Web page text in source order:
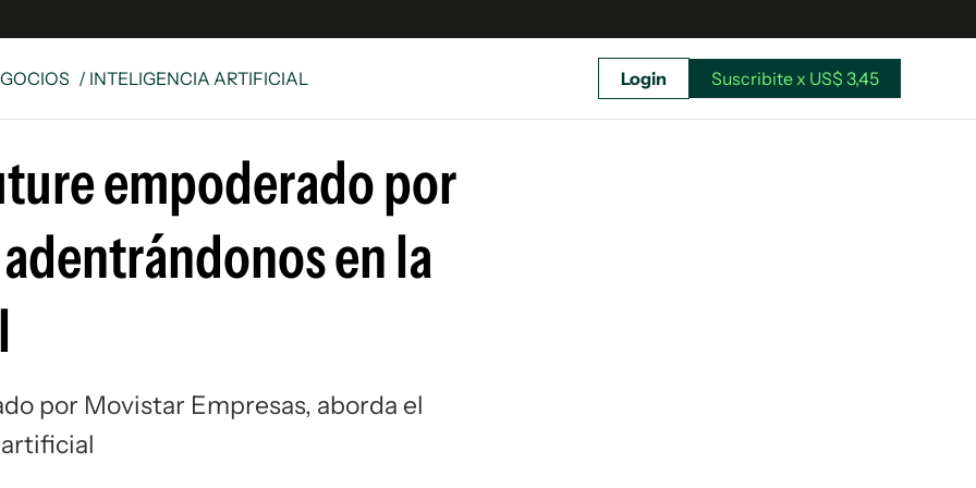
y Legales
especiales
Unidos
/ INTELIGENCIA ARTIFICIAL Login Suscribite x US$ 3,45
empoderado por
en la
por Movistar Empresas, aborda el